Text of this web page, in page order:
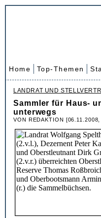
Home Top-Themen
LANDRAT UND
Sammler für Haus-
unterwegs
VON REDAKTION